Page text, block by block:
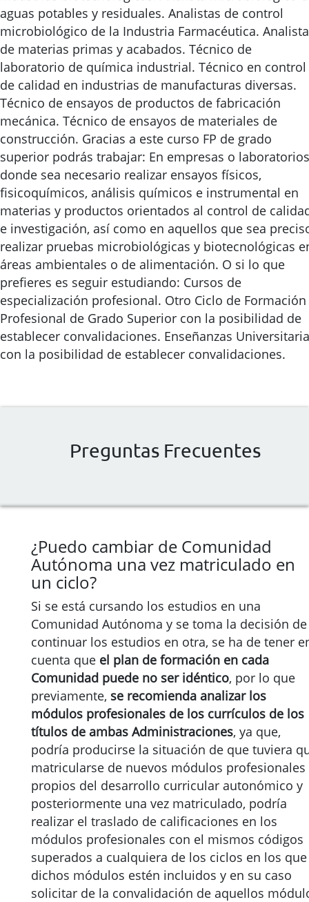
aguas potables y residuales. Analistas de control
microbiológico de la Industria Farmacéutica. Analista
de materias primas y acabados. Técnico de
laboratorio de química industrial. Técnico en control
de calidad en industrias de manufacturas diversas.
Técnico de ensayos de productos de fabricación
mecánica. Técnico de ensayos de materiales de
construcción. Gracias a este curso FP de grado
superior podrás trabajar: En empresas o laboratorios
donde sea necesario realizar ensayos físicos,
fisicoquímicos, análisis químicos e instrumental en
materias y productos orientados al control de
e investigación, así como en aquellos que sea
realizar pruebas microbiológicas y biotecnológicas
áreas ambientales o de alimentación. O si lo que
prefieres es seguir estudiando: Cursos de
especialización profesional. Otro Ciclo de Formación
Profesional de Grado Superior con la posibilidad de
establecer convalidaciones. Enseñanzas
con la posibilidad de establecer convalidaciones.
Preguntas Frecuentes
¿Puedo cambiar de Comunidad
Autónoma una vez matriculado en
un ciclo?
Si se está cursando los estudios en una
Comunidad Autónoma y se toma la decisión de
continuar los estudios en otra, se ha de tener
cuenta que el plan de formación en cada
Comunidad puede no ser idéntico, por lo que
previamente, se recomienda analizar los
módulos profesionales de los currículos de los
títulos de ambas Administraciones, ya que,
podría producirse la situación de que tuviera
matricularse de nuevos módulos profesionales
propios del desarrollo curricular autonómico y
posteriormente una vez matriculado, podría
realizar el traslado de calificaciones en los
módulos profesionales con el mismos códigos
superados a cualquiera de los ciclos en los que
dichos módulos estén incluidos y en su caso
solicitar de la convalidación de aquellos